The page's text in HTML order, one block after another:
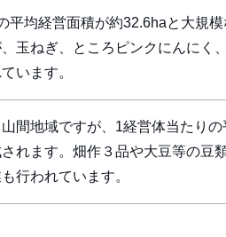
平均経営面積が約32.6haと大規
玉ねぎ、ところピンクにんにく
います。
間地域ですが、1経営体当たり
れます。畑作３品や大豆等の豆
行われています。